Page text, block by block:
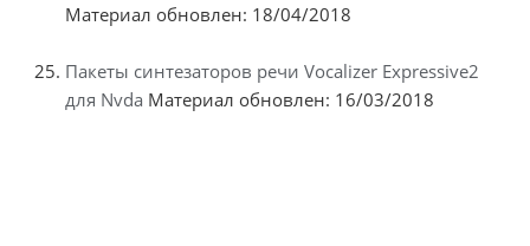
Материал обновлен: 18/04/2018
Пакеты синтезаторов речи Vocalizer Expressive2
для Nvda Материал обновлен: 16/03/2018